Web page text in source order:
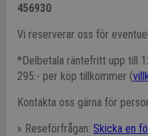
456930
Vi reserverar oss för
*Delbetala räntefritt upp till
295:- per köp tillkommer (
Kontakta oss gärna för
» Reseförfrågan: Skicka en